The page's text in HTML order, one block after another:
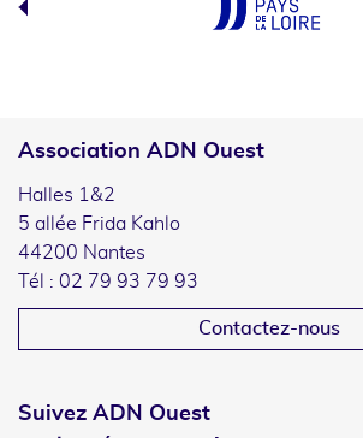
Association ADN Ouest
Halles 1&2
5 allée Frida Kahlo
44200 Nantes
Tél : 02 79 93 79 93
Contactez-nous
Suivez ADN Ouest